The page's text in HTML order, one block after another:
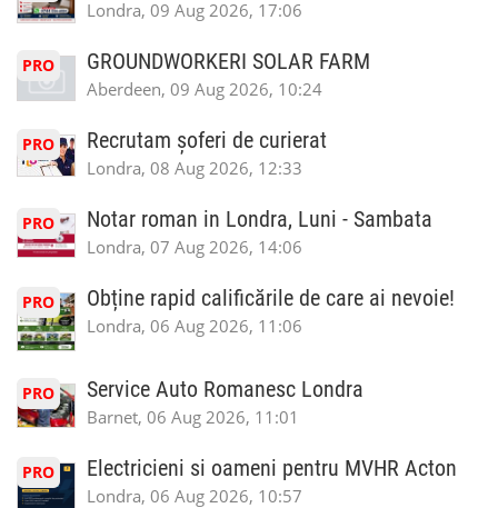
Londra, 09 Aug 2026, 17:06
PRO GROUNDWORKERI SOLAR FARM
Aberdeen, 09 Aug 2026, 10:24
PRO Recrutam șoferi de curierat
Londra, 08 Aug 2026, 12:33
PRO Notar roman in Londra, Luni - Sambata
Londra, 07 Aug 2026, 14:06
PRO Obține rapid calificările de care ai nevoie!
Londra, 06 Aug 2026, 11:06
PRO Service Auto Romanesc Londra
Barnet, 06 Aug 2026, 11:01
PRO Electricieni si oameni pentru MVHR Acton
Londra, 06 Aug 2026, 10:57